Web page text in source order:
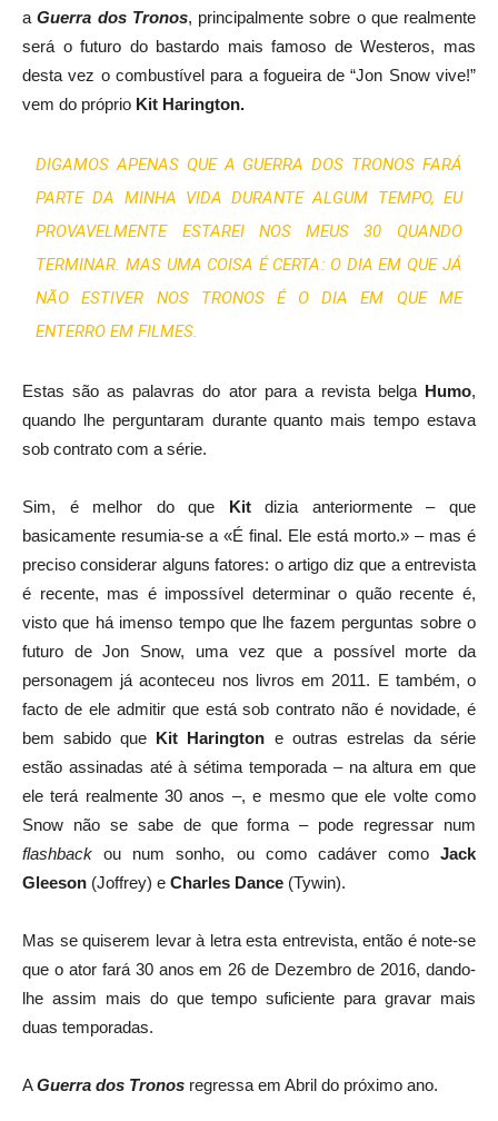
aGuerra dos Tronos, principalmente sobre o que realmente
será o futuro do bastardo mais famoso de Westeros, mas
desta vez o combustível para a fogueira de “Jon Snow vive!”
vem do próprio Kit Harington.
DIGAMOS APENAS QUE A GUERRA DOS TRONOS FARÁ
PARTE DA MINHA VIDA DURANTE ALGUM TEMPO, EU
PROVAVELMENTE ESTAREI NOS MEUS 30 QUANDO
TERMINAR. MAS UMA COISA É CERTA: O DIA EM QUE JÁ
NÃO ESTIVER NOS TRONOS É O DIA EM QUE ME
ENTERRO EM FILMES.
Estas são as palavras do ator para a revista belga Humo,
quando lhe perguntaram durante quanto mais tempo estava
sob contrato com a série.
Sim, é melhor do que Kitdizia anteriormente – que
basicamente resumia-se a «É final. Ele está morto.» – mas é
preciso considerar alguns fatores: o artigo diz que a entrevista
é recente, mas é impossível determinar o quão recente é,
visto que há imenso tempo que lhe fazem perguntas sobre o
futuro de Jon Snow, uma vez que a possível morte da
personagem já aconteceu nos livros em 2011. E também, o
facto de ele admitir que está sob contrato não é novidade, é
bem sabido que Kit Harington e outras estrelas da série
estão assinadas até à sétima temporada – na altura em que
ele terá realmente 30 anos –, e mesmo que ele volte como
Snow não se sabe de que forma – pode regressar num
flashback ou num sonho, ou como cadáver como Jack
Gleeson (Joffrey) e Charles Dance (Tywin).
Mas se quiserem levar à letra esta entrevista, então é note-se
que o ator fará 30 anos em 26 de Dezembro de 2016, dando-
lhe assim mais do que tempo suficiente para gravar mais
duas temporadas.
AGuerra dos Tronos regressa em Abril do próximo ano.